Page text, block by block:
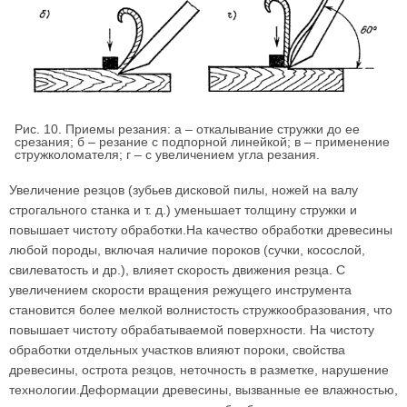
Рис. 10. Приемы резания: а – откалывание стружки до ее
срезания; б – резание с подпорной линейкой; в – применение
стружколомателя; г – с увеличением угла резания.
Увеличение резцов (зубьев дисковой пилы, ножей на валу
строгального станка и т. д.) уменьшает толщину стружки и
повышает чистоту обработки.На качество обработки древесины
любой породы, включая наличие пороков (сучки, косослой,
свилеватость и др.), влияет скорость движения резца. С
увеличением скорости вращения режущего инструмента
становится более мелкой волнистость стружкообразования, что
повышает чистоту обрабатываемой поверхности. На чистоту
обработки отдельных участков влияют пороки, свойства
древесины, острота резцов, неточность в разметке, нарушение
технологии.Деформации древесины, вызванные ее влажностью,